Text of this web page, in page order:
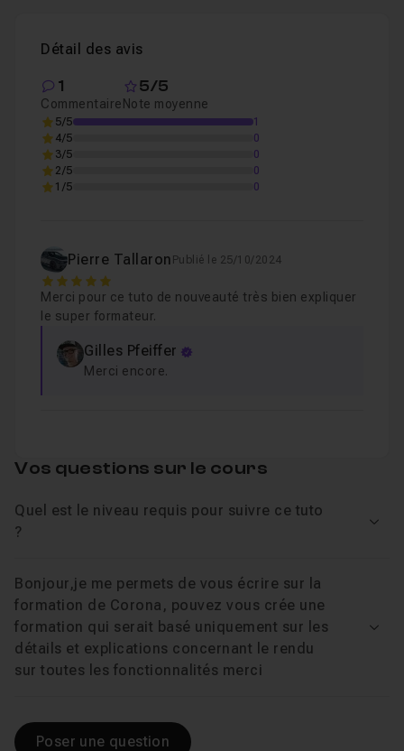
Uneversion d'évaluation
Bon tuto !
Chapitre 4 : Conclusion
Détail des avis
1
Commentaire
5/5
Note moyenne
5/5
1
4/5
0
3/5
0
2/5
0
1/5
0
Pierre Tallaron Publié le 25/10/2024
5
Merci pour ce tuto de nouveauté très bien expliquer
le super formateur.
Gilles Pfeiffer
Merci encore.
Vos questions sur le cours
Quel est le niveau requis pour suivre ce tuto
?
Bonjour,je me permets de vous écrire sur la
formation de Corona, pouvez vous crée une
formation qui serait basé uniquement sur les
détails et explications concernant le rendu
sur toutes les fonctionnalités merci
Poser une question